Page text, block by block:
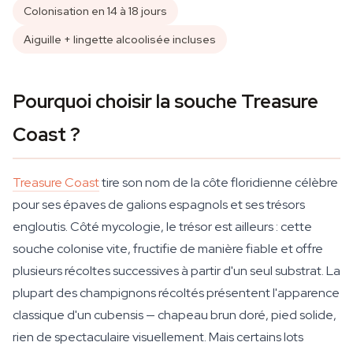
Colonisation en 14 à 18 jours
Aiguille + lingette alcoolisée incluses
Pourquoi choisir la souche Treasure
Coast ?
Treasure Coasttire son nom de la côte floridienne célèbre
pour ses épaves de galions espagnols et ses trésors
engloutis. Côté mycologie, le trésor est ailleurs : cette
souche colonise vite, fructifie de manière fiable et offre
plusieurs récoltes successives à partir d'un seul substrat. La
plupart des champignons récoltés présentent l'apparence
classique d'un cubensis — chapeau brun doré, pied solide,
rien de spectaculaire visuellement. Mais certains lots